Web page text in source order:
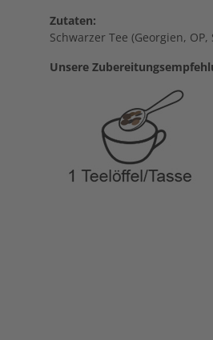
Zutaten:
Schwarzer Tee (Georgien,
Unsere